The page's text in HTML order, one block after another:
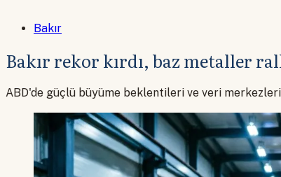
Bakır
Bakır rekor kırdı, baz metaller
ABD'de güçlü büyüme beklentileri ve veri